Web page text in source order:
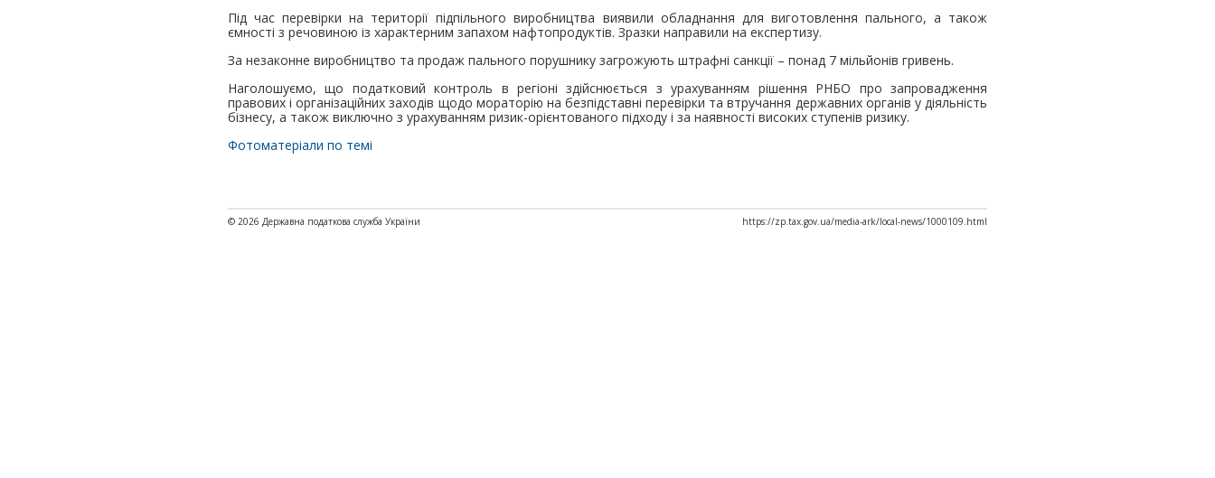
Під час перевірки на території підпільного виробництва виявили обладнання для виготовлення пального, а також
ємності з речовиною із характерним запахом нафтопродуктів. Зразки направили на експертизу.
За незаконне виробництво та продаж пального порушнику загрожують штрафні санкції – понад 7 мільйонів гривень.
Наголошуємо, що податковий контроль в регіоні здійснюється з урахуванням рішення РНБО про запровадження
правових і організаційних заходів щодо мораторію на безпідставні перевірки та втручання державних органів у діяльність
бізнесу, а також виключно з урахуванням ризик-орієнтованого підходу і за наявності високих ступенів ризику.
Фотоматеріали по темі
© 2026 Державна податкова служба України https://zp.tax.gov.ua/media-ark/local-news/1000109.html